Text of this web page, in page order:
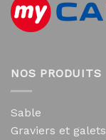
NOS PRODUITS
Sable
Graviers et galets